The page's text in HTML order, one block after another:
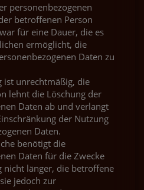
personenbezogenen
betroffenen Person
für eine Dauer, die es
ermöglicht, die
Daten zu
ist unrechtmäßig, die
lehnt die Löschung der
Daten ab und verlangt
der Nutzung
Daten.
benötigt die
Daten für die Zwecke
nicht länger, die betroffene
jedoch zur